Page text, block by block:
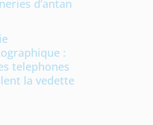
d’antan
:
telephones
la vedette